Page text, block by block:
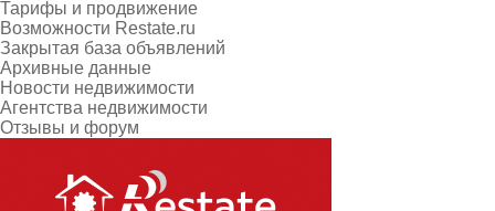
Тарифы и продвижение
Возможности Restate.ru
Закрытая база объявлений
Архивные данные
Новости недвижимости
Агентства недвижимости
Отзывы и форум